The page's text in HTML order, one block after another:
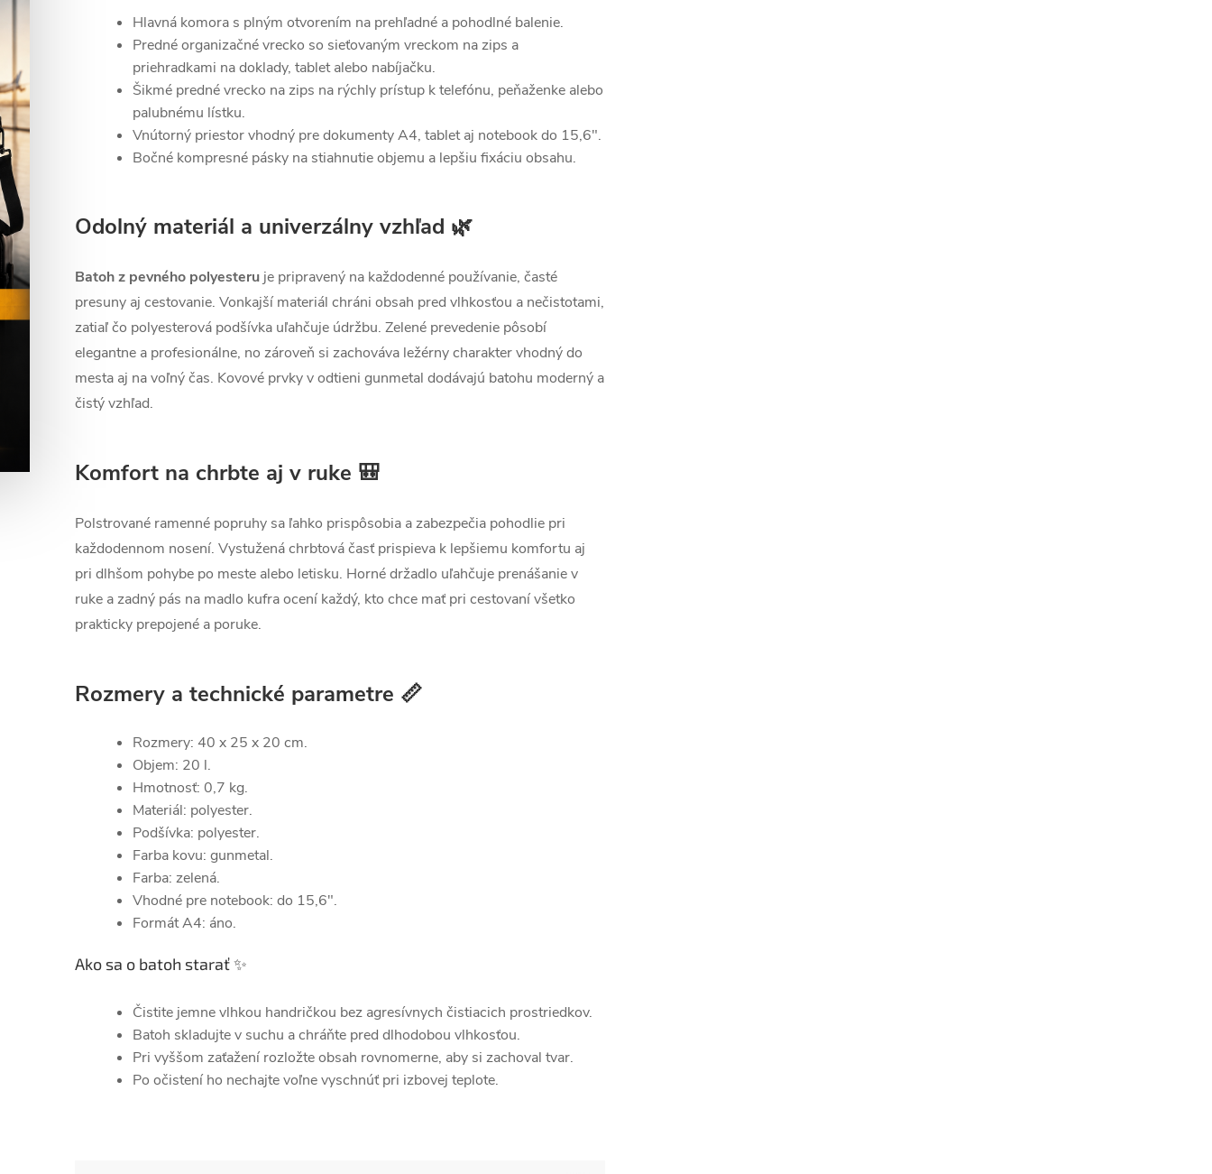
Hlavná komora s plným otvorením na prehľadné a pohodlné balenie.
Predné organizačné vrecko so sieťovaným vreckom na zips a
priehradkami na doklady, tablet alebo nabíjačku.
Šikmé predné vrecko na zips na rýchly prístup k telefónu, peňaženke alebo
palubnému lístku.
Vnútorný priestor vhodný pre dokumenty A4, tablet aj notebook do 15,6".
Bočné kompresné pásky na stiahnutie objemu a lepšiu fixáciu obsahu.
Odolný materiál a univerzálny vzhľad 🌿
Batoh z pevného polyesteru je pripravený na každodenné používanie, časté
presuny aj cestovanie. Vonkajší materiál chráni obsah pred vlhkosťou a nečistotami,
zatiaľ čo polyesterová podšívka uľahčuje údržbu. Zelené prevedenie pôsobí
elegantne a profesionálne, no zároveň si zachováva ležérny charakter vhodný do
mesta aj na voľný čas. Kovové prvky v odtieni gunmetal dodávajú batohu moderný a
čistý vzhľad.
Komfort na chrbte aj v ruke 🎒
Polstrované ramenné popruhy sa ľahko prispôsobia a zabezpečia pohodlie pri
každodennom nosení. Vystužená chrbtová časť prispieva k lepšiemu komfortu aj
pri dlhšom pohybe po meste alebo letisku. Horné držadlo uľahčuje prenášanie v
ruke a zadný pás na madlo kufra ocení každý, kto chce mať pri cestovaní všetko
prakticky prepojené a poruke.
Rozmery a technické parametre 📏
Rozmery: 40 x 25 x 20 cm.
Objem: 20 l.
Hmotnosť: 0,7 kg.
Materiál: polyester.
Podšívka: polyester.
Farba kovu: gunmetal.
Farba: zelená.
Vhodné pre notebook: do 15,6".
Formát A4: áno.
Ako sa o batoh starať ✨
Čistite jemne vlhkou handričkou bez agresívnych čistiacich prostriedkov.
Batoh skladujte v suchu a chráňte pred dlhodobou vlhkosťou.
Pri vyššom zaťažení rozložte obsah rovnomerne, aby si zachoval tvar.
Po očistení ho nechajte voľne vyschnúť pri izbovej teplote.